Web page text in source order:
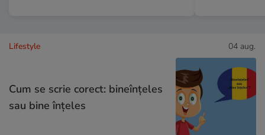
Lifestyle 04 aug.
Cum se scrie corect: bineînțeles
sau bine înțeles